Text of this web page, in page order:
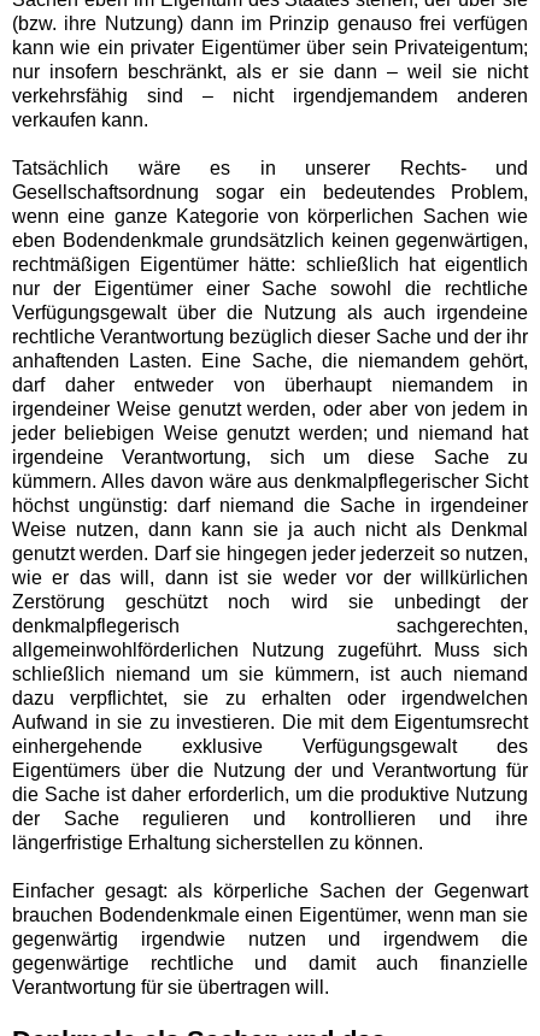
(bzw. ihre Nutzung) dann im Prinzip genauso frei verfügen
kann wie ein privater Eigentümer über sein Privateigentum;
nur insofern beschränkt, als er sie dann – weil sie nicht
verkehrsfähig sind – nicht irgendjemandem anderen
verkaufen kann.
Tatsächlich wäre es in unserer Rechts- und
Gesellschaftsordnung sogar ein bedeutendes Problem,
wenn eine ganze Kategorie von körperlichen Sachen wie
eben Bodendenkmale grundsätzlich keinen gegenwärtigen,
rechtmäßigen Eigentümer hätte: schließlich hat eigentlich
nur der Eigentümer einer Sache sowohl die rechtliche
Verfügungsgewalt über die Nutzung als auch irgendeine
rechtliche Verantwortung bezüglich dieser Sache und der ihr
anhaftenden Lasten. Eine Sache, die niemandem gehört,
darf daher entweder von überhaupt niemandem in
irgendeiner Weise genutzt werden, oder aber von jedem in
jeder beliebigen Weise genutzt werden; und niemand hat
irgendeine Verantwortung, sich um diese Sache zu
kümmern. Alles davon wäre aus denkmalpflegerischer Sicht
höchst ungünstig: darf niemand die Sache in irgendeiner
Weise nutzen, dann kann sie ja auch nicht als Denkmal
genutzt werden. Darf sie hingegen jeder jederzeit so nutzen,
wie er das will, dann ist sie weder vor der willkürlichen
Zerstörung geschützt noch wird sie unbedingt der
denkmalpflegerisch sachgerechten,
allgemeinwohlförderlichen Nutzung zugeführt. Muss sich
schließlich niemand um sie kümmern, ist auch niemand
dazu verpflichtet, sie zu erhalten oder irgendwelchen
Aufwand in sie zu investieren. Die mit dem Eigentumsrecht
einhergehende exklusive Verfügungsgewalt des
Eigentümers über die Nutzung der und Verantwortung für
die Sache ist daher erforderlich, um die produktive Nutzung
der Sache regulieren und kontrollieren und ihre
längerfristige Erhaltung sicherstellen zu können.
Einfacher gesagt: als körperliche Sachen der Gegenwart
brauchen Bodendenkmale einen Eigentümer, wenn man sie
gegenwärtig irgendwie nutzen und irgendwem die
gegenwärtige rechtliche und damit auch finanzielle
Verantwortung für sie übertragen will.